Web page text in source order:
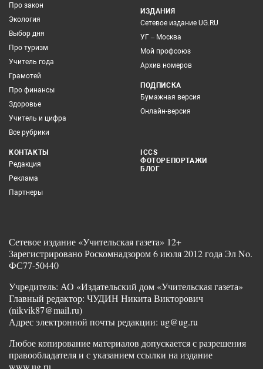
Про закон
Экология
Выбор дня
Про туризм
Учитель года
Грамотей
Про финансы
Здоровье
Учитель и цифра
Все рубрики
ИЗДАНИЯ
Сетевое издание UG.RU
УГ – Москва
Мой профсоюз
Архив номеров
ПОДПИСКА
Бумажная версия
Онлайн-версия
КОНТАКТЫ
Редакция
Реклама
Партнеры
ICCS
ФОТОРЕПОРТАЖИ
БЛОГ
Сетевое издание «Учительская газета» 12+
Зарегистрировано Роскомнадзором 6 июля 2012 года Эл No.
ФС77-50440
Учредитель: АО «Издательский дом «Учительская газета»
Главный редактор: ЧУДИН Никита Викторович
(nikvik87@mail.ru)
Адрес электронной почты редакции: ug@ug.ru
Любое копирование материалов допускается с разрешения
правообладателя и с указанием ссылки на издание
www.ug.ru.